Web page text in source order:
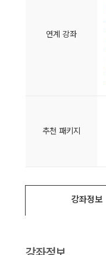
연계 강좌
추천 패키지
강좌정보